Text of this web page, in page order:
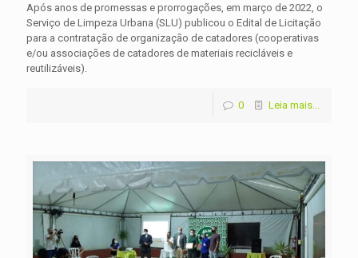
Após anos de promessas e prorrogações, em março de 2022, o
Serviço de Limpeza Urbana (SLU) publicou o Edital de Licitação
para a contratação de organização de catadores (cooperativas
e/ou associações de catadores de materiais recicláveis e
reutilizáveis).
0 Leia mais...